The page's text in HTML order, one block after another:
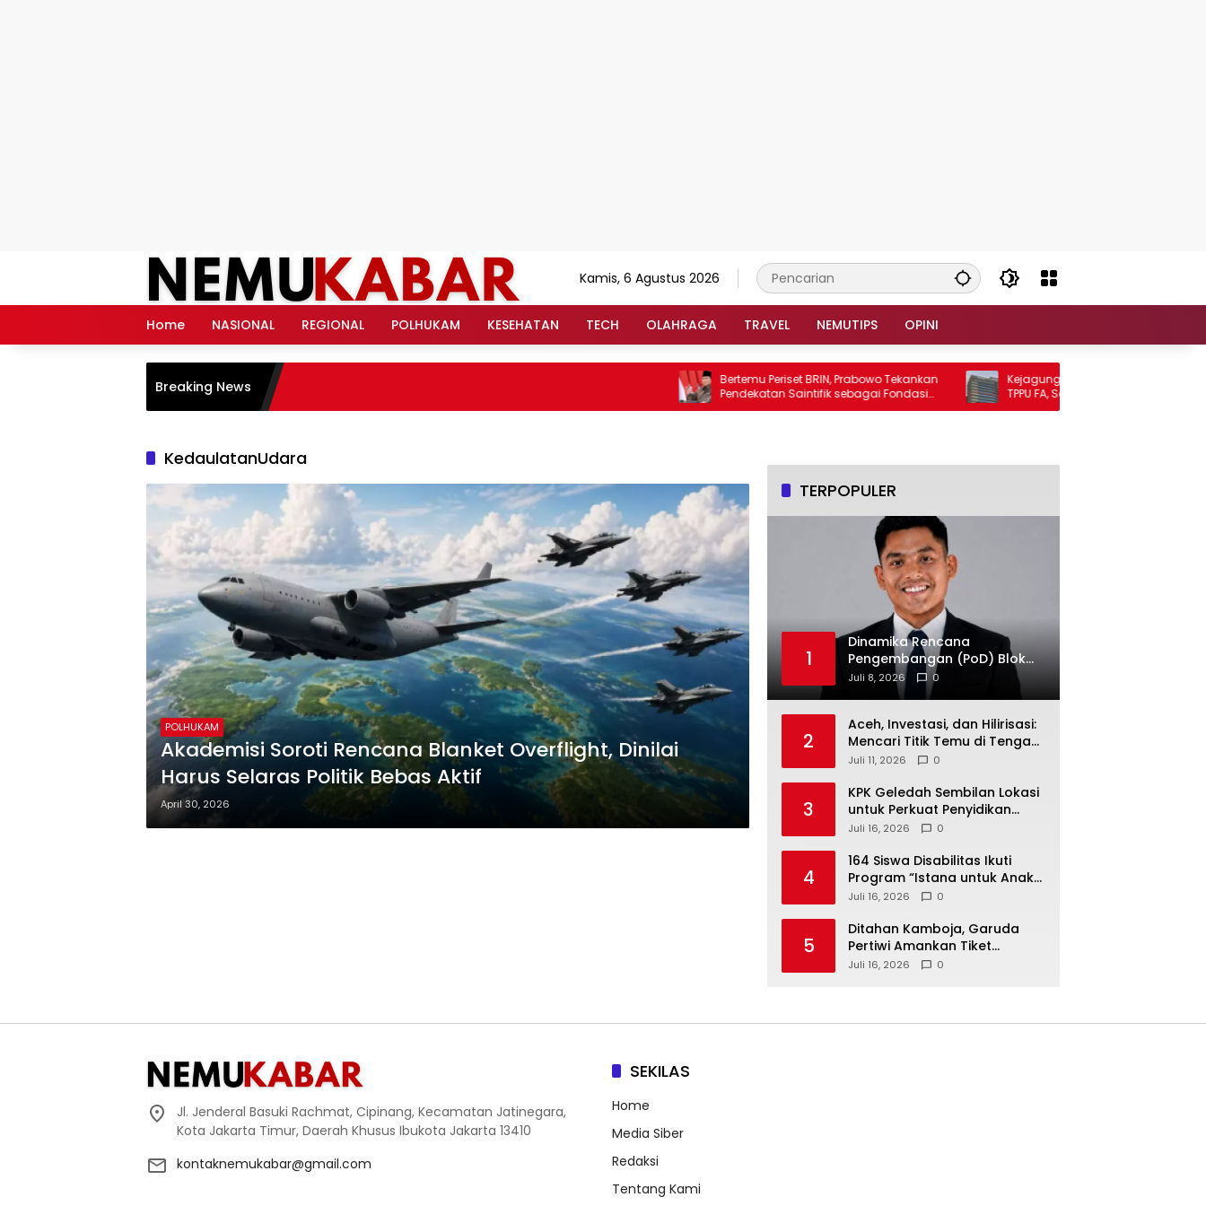
Kamis, 6 Agustus 2026
Home NASIONAL REGIONAL POLHUKAM KESEHATAN TECH OLAHRAGA TRAVEL NEMUTIPS OPINI
Breaking News
Bertemu Periset BRIN, Prabowo Tekankan
Pendekatan Saintifik sebagai Fondasi
Kemajuan Bangsa
Kejagung Intensifkan Penyidikan Dugaan
TPPU FA, Sembilan Saksi Diperiksa dan
Aset Ditelusuri
KedaulatanUdara
POLHUKAM
Akademisi Soroti Rencana Blanket Overflight, Dinilai
Harus Selaras Politik Bebas Aktif
April 30, 2026
TERPOPULER
1
Dinamika Rencana
Pengembangan (PoD) Blok
Andaman: Jangan Sampai
Harapan Investasi Aceh
Juli 8, 2026 0
2
Aceh, Investasi, dan Hilirisasi:
Mencari Titik Temu di Tengah
Polemik Blok Andaman
Juli 11, 2026 0
3
KPK Geledah Sembilan Lokasi
untuk Perkuat Penyidikan
Dugaan Pemerasan Bupati
Juli 16, 2026 0
4
164 Siswa Disabilitas Ikuti
Program “Istana untuk Anak
Sekolah”, Kenali Sejarah
Juli 16, 2026 0
5
Ditahan Kamboja, Garuda
Pertiwi Amankan Tiket
Semifinal Piala AFF Putri 2026
Juli 16, 2026 0
Jl. Jenderal Basuki Rachmat, Cipinang, Kecamatan Jatinegara,
Kota Jakarta Timur, Daerah Khusus Ibukota Jakarta 13410
kontaknemukabar@gmail.com
SEKILAS
Home
Media Siber
Redaksi
Tentang Kami